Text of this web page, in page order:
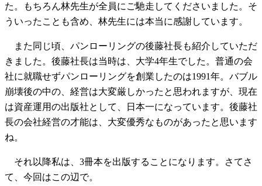
た。もちろん林先生が全員にご馳走してくださいました。そ
ういったことも含め、林先生には本当に感謝しています。
また同じ頃、パンローリングの後藤社長も紹介していただ
きました。後藤社長は当時は、大学4年生でした。普通の会
社に就職せずパンローリングを創業したのは1991年。バブル
崩壊後の中の、経営は大変厳しかったと思われますが、現在
は資産運用の出版社として、日本一になっています。後藤社
長の会社経営の才能は、大変優秀なものがあったと思います
ね。
それ以降私は、3冊本を出版することになります。さてさ
て、今回はこの辺で。